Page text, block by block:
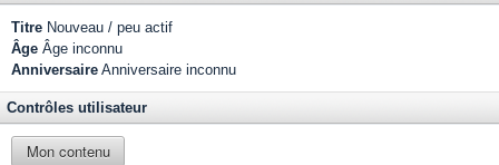
Titre Nouveau / peu actif
Âge Âge inconnu
Anniversaire Anniversaire inconnu
Contrôles utilisateur
Mon contenu